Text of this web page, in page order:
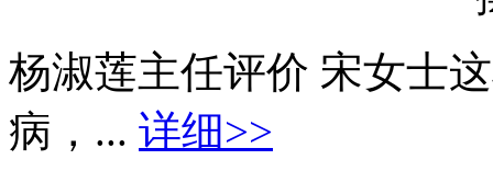
杨淑莲主任评价 宋女士
病，... 详细>>